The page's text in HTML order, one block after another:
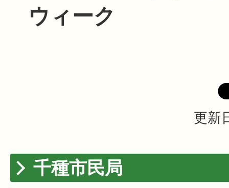
ウィーク
更新
千種市民局